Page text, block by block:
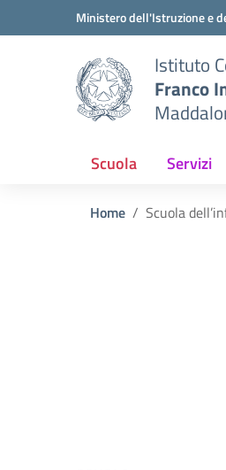
Vai ai contenuti
Vai al menu di navigazione
Ministero dell'Istruzione e
Istituto
Franco
Scuola Servizi
Home Scuola